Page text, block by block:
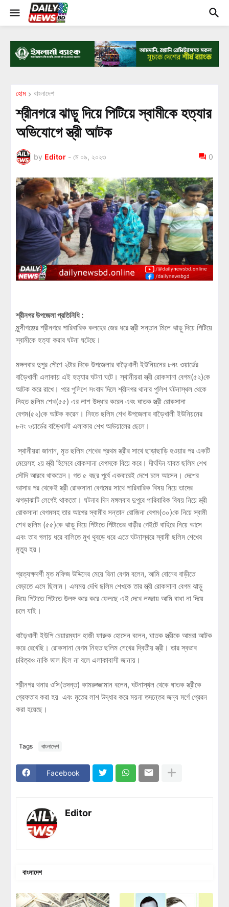
হোম বাংলাদেশ
শ্রীনগরে ঝাড়ু দিয়ে পিটিয়ে স্বামীকে হত্যার
অভিযোগে স্ত্রী আটক
by Editor - মে ০৯, ২০২৩ 0
শ্রীনগর উপজেলা প্রতিনিধি :
মুন্সীগঞ্জের শ্রীনগরে পারিবারিক কলহের জের ধরে স্ত্রী সন্তান মিলে ঝাড়ু দিয়ে পিটিয়ে
স্বামীকে হত্যা করার ঘটনা ঘটেছে।
মঙ্গলবার দুপুর পৌণে ২টার দিকে উপজেলার বাড়ৈখালী ইউনিয়নের ৮নং ওয়ার্ডের
বাড়ৈখালী এলাকায় এই হত্যার ঘটনা ঘটে। স্থানীয়রা স্ত্রী রোকসানা বেগম(৫২)কে
আটক করে রাখে। পরে পুলিশে সংবাদ দিলে শ্রীনগর থানার পুলিশ ঘটনাস্থল থেকে
নিহত ছলিম শেখ(৫৫) এর লাশ উদ্ধার করেন এবং ঘাতক স্ত্রী রোকসানা
বেগম(৫২)কে আটক করেন। নিহত ছলিম শেখ উপজেলার বাড়ৈখালী ইউনিয়নের
৮নং ওয়ার্ডের বাড়ৈখালী এলাকার শেখ আউয়ালের ছেলে।
স্থানীয়রা জানান, মৃত ছলিম শেখের প্রথম স্ত্রীর সাথে ছাড়াছাড়ি হওয়ার পর একটি
মেয়েসহ ২য় স্ত্রী হিসেবে রোকসানা বেগমকে বিয়ে করে। দীর্ঘদিন যাবত ছলিম শেখ
সৌদি আরবে থাকতেন। গত ৫ বছর পূর্বে একবারেই দেশে চলে আসেন। দেশের
আসার পর থেকেই স্ত্রী রোকসানা বেগমের সাথে পারিবারিক বিষয় নিয়ে তাদের
ঝগড়াঝাটি লেগেই থাকতো। ঘটনার দিন মঙ্গলবার দুপুরে পারিবারিক বিষয় নিয়ে স্ত্রী
রোকসানা বেগমসহ তার আগের স্বামীর সন্তান রোজিনা বেগম(৩০)কে নিয়ে স্বামী
শেখ ছলিম (৫৫)কে ঝাড়ু দিয়ে পিটাতে পিটাতের বাড়ীর গেইটে বাহিরে নিয়ে আসে
এবং তার গলায় ধরে বালিতে মুখ থুবড়ে ধরে এতে ঘটনাস্থরে স্বামী ছলিম শেখের
মৃত্যু হয়।
প্রত্যক্ষদর্শী মৃত মফিজ উদ্দিনের মেয়ে রিনা বেগম বলেন, আমি বোনের বাড়ীতে
বেড়াতে এসে ছিলাম। এসময় দেখি ছলিম শেখকে তার স্ত্রী রোকসানা বেগম ঝাড়ু
দিয়ে পিটাতে পিটাতে উলঙ্গ করে করে ফেলছে এই দেখে লজ্জায় আমি বাধা না দিয়ে
চলে যাই।
বাড়ৈখালী ইউপি চেয়ারম্যান হাজী ফারুক হোসেন বলেন, ঘাতক স্ত্রীকে আমরা আটক
করে রেখেছি। রোকসানা বেগম নিহত ছলিম শেখের দ্বিতীয় স্ত্রী। তার স্বভাব
চরিত্রও নাকি ভাল ছিল না বলে এলাকাবাসী জানায়।
শ্রীনগর থনার ওসি(তদন্ত) কামরুজ্জামান বলেন, ঘটনাস্থল থেকে ঘাতক স্ত্রীকে
গ্রেফতার করা হয় এবং মৃতের লাশ উদ্ধার করে ময়না তদন্তের জন্য মর্গে প্রেরন
করা হয়েছে।
Tags বাংলাদেশ
Facebook
Editor
বাংলাদেশ